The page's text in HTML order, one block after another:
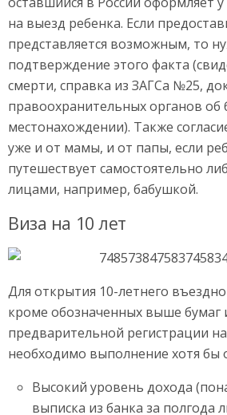
на выезд ребенка. Если
представляется возможным, то
подтверждение этого факта
смерти, справка из ЗАГСа №25,
правоохранительных органов об
местонахождении). Также
уже и от мамы, и от папы, если
путешествует самостоятельно
лицами, например, бабушкой.
Виза на 10 лет
Для открытия 10-летнего
кроме обозначенных выше бумаг
предварительной регистрации
необходимо выполнение хотя бы
Высокий уровень дохода
выписка из банка за полгода